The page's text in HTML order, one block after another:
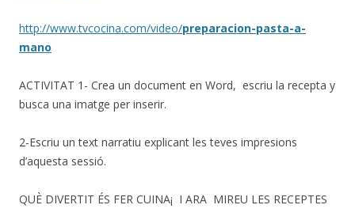
http://www.tvcocina.com/video/preparacion-pasta-a-
mano
ACTIVITAT 1- Crea un document en Word, escriu la recepta y
busca una imatge per inserir.
2-Escriu un text narratiu explicant les teves impresions
d’aquesta sessió.
QUÈ DIVERTIT ÉS FER CUINA¡ I ARA MIREU LES RECEPTES